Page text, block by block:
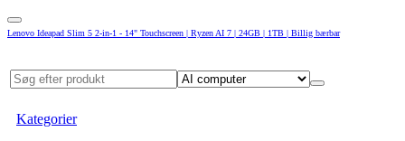
Lenovo Ideapad Slim 5 2-in-1 - 14" Touchscreen | Ryzen AI 7 | 24GB | 1TB | Billig bærbar
Kategorier